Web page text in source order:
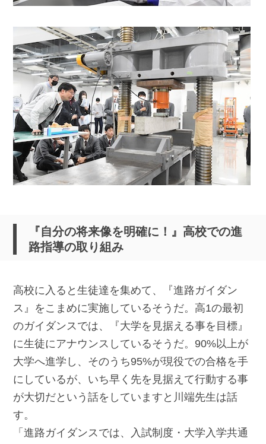
『自分の将来像を明確に！』高校での進
路指導の取り組み
高校に入ると生徒達を集めて、『進路ガイダン
ス』をこまめに実施しているそうだ。高1の最初
のガイダンスでは、『大学を見据える事を目標』
に生徒にアナウンスしているそうだ。90%以上が
大学へ進学し、そのうち95%が現役での合格を手
にしているが、いち早く先を見据えて行動する事
が大切だという話をしていますと川端先生は話
す。
「進路ガイダンスでは、入試制度・大学入学共通